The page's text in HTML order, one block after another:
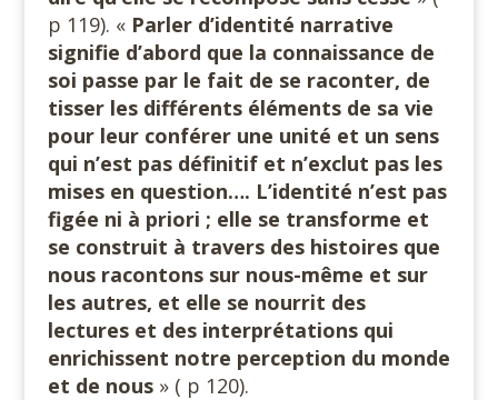
p 119). « Parler d’identité narrative
signifie d’abord que la connaissance de
soi passe par le fait de se raconter, de
tisser les différents éléments de sa vie
pour leur conférer une unité et un sens
qui n’est pas définitif et n’exclut pas les
mises en question…. L’identité n’est pas
figée ni à priori ; elle se transforme et
se construit à travers des histoires que
nous racontons sur nous-même et sur
les autres, et elle se nourrit des
lectures et des interprétations qui
enrichissent notre perception du monde
et de nous» ( p 120).